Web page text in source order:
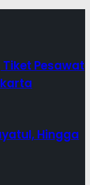
Pesawat
Hingga